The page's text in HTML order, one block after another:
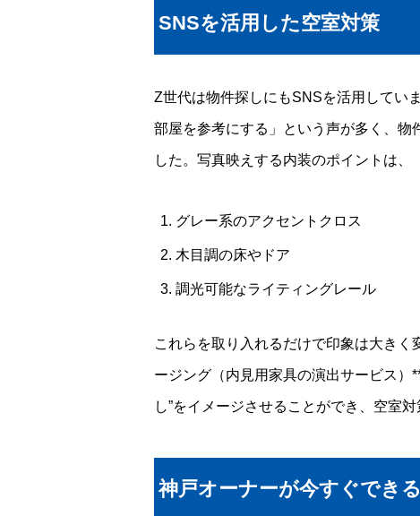
SNSを活用した空室対策
Z世代は物件探しにもSNSを活用してい
部屋を参考にする」という声が多く、物
した。写真映えする内装のポイントは、
グレー系のアクセントクロス
木目調の床やドア
調光可能なライティングレール
これらを取り入れるだけで印象は大き
ージング（内見用家具の演出サービス）
し”をイメージさせることができ、空室
神戸オーナーが今すぐでき